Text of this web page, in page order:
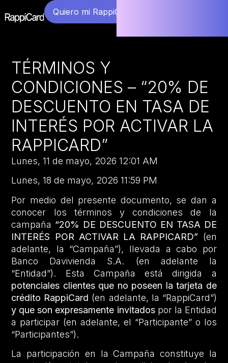
Quiero mi RappiCard
TÉRMINOS Y
CONDICIONES – “20% DE
DESCUENTO EN TASA DE
INTERÉS POR ACTIVAR LA
RAPPICARD”
Lunes, 11 de mayo, 2026 12:01 AM
Lunes, 18 de mayo, 2026 11:59 PM
Por medio del presente documento, se dan a
conocer los términos y condiciones de la
campaña “20% DE DESCUENTO EN TASA DE
INTERÉS POR ACTIVAR LA RAPPICARD” (en
adelante, la “Campaña”), llevada a cabo por
Banco Davivienda S.A. (en adelante la
“Entidad”). Esta Campaña está dirigida a
potenciales clientes que no poseen la tarjeta de
crédito RappiCard (en adelante, la “RappiCard”)
y que son expresamente invitadospor la Entidad
a participar (en adelante, el “Participante” o los
“Participantes”).
La participación en la Campaña constituye la